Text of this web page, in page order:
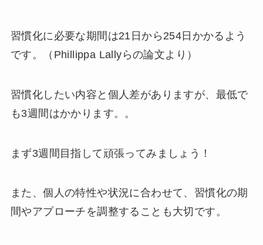
習慣化に必要な期間は21日から254日かかるよう
です。（Phillippa Lallyらの論文より）
習慣化したい内容と個人差がありますが、最低で
も3週間はかかります。。
まず3週間目指して頑張ってみましょう！
また、個人の特性や状況に合わせて、習慣化の期
間やアプローチを調整することも大切です。